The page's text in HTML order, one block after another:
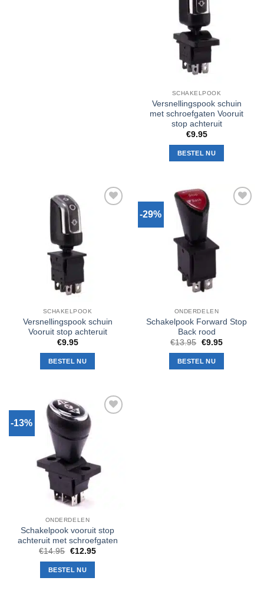
SCHAKELPOOK
Versnellingspook schuin
met schroefgaten Vooruit
stop achteruit
€9.95
BESTEL NU
SCHAKELPOOK
Versnellingspook schuin
Vooruit stop achteruit
€9.95
BESTEL NU
-29%
ONDERDELEN
Schakelpook Forward Stop
Back rood
€13.95 Oorspronkelijke
was:
€13.95.
€9.95Huidige
BESTEL NU
-13%
Toevoegen
verlanglijst
ONDERDELEN
Schakelpook vooruit stop
achteruit met schroefgaten
€14.95 Oorspronkelijke
was:
€14.95.
€12.95Huidige
BESTEL NU